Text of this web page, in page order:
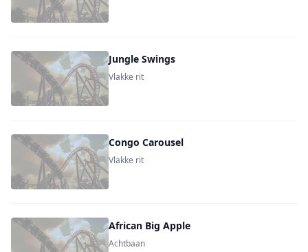
Jungle Swings
Vlakke rit
Congo Carousel
Vlakke rit
African Big Apple
Achtbaan